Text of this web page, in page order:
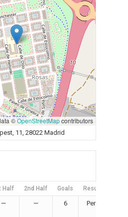
©OpenStreetMapcontributors
11, 28022 Madrid
Half 2nd Half Goals Resultado
— — 6 Perdido